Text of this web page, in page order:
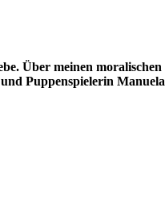
Über meinen
Puppenspielerin